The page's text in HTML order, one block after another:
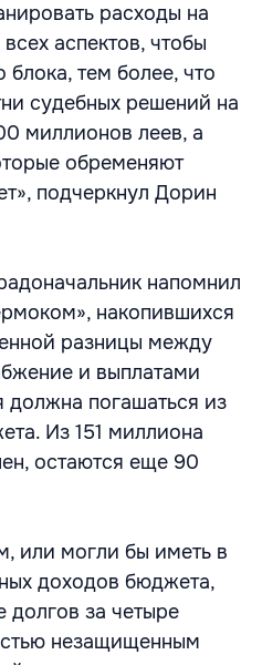
расходы на
аспектов, чтобы
тем более, что
судебных решений на
миллионов леев, а
обременяют
подчеркнул Дорин
напомнил
накопившихся
разницы между
и выплатами
должна погашаться из
Из 151 миллиона
остаются еще 90
или могли бы иметь в
доходов бюджета,
за четыре
незащищенным